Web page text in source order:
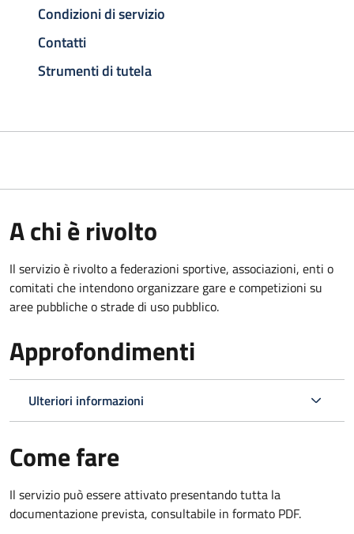
Condizioni di servizio
Contatti
Strumenti di tutela
A chi è rivolto
Il servizio è rivolto a federazioni sportive, associazioni, enti o
comitati che intendono organizzare gare e competizioni su
aree pubbliche o strade di uso pubblico.
Approfondimenti
Ulteriori informazioni
Come fare
Il servizio può essere attivato presentando tutta la
documentazione prevista, consultabile in formato PDF.